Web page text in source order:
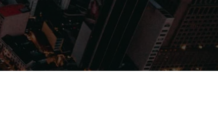
Séries Música Gênero